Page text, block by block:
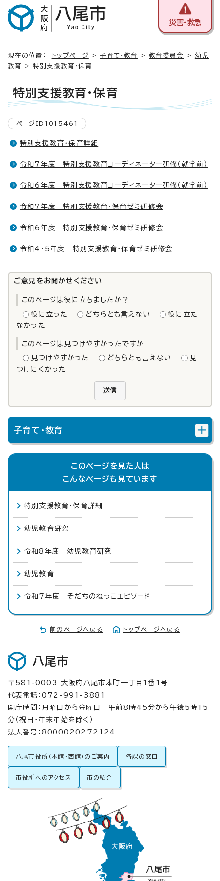
災害・救急
現在の位置： トップページ >子育て・教育 >教育委員会 > 幼児
教育
> 特別支援教育・保育
特別支援教育・保育
ページID1015461
特別支援教育・保育詳細
令和7年度 特別支援教育コーディネーター研修（就学前）
令和6年度 特別支援教育コーディネーター研修（就学前）
令和7年度 特別支援教育・保育ゼミ研修会
令和6年度 特別支援教育・保育ゼミ研修会
令和4・5年度 特別支援教育・保育ゼミ研修会
ご意見をお聞かせください
このページは役に立ちましたか？
役に立った どちらとも言えない
役に立た
なかった
このページは見つけやすかったですか
見つけやすかった どちらとも言えない
見
つけにくかった
送信
子育て・教育
このページを見た人は
こんなページも見ています
特別支援教育・保育詳細
幼児教育研究
令和8年度 幼児教育研究
幼児教育
令和7年度 そだちのねっこエピソード
前のページへ戻る トップページへ戻る
八尾市
〒581-0003 大阪府八尾市本町一丁目1番1号
代表電話：072-991-3881
開庁時間：月曜日から金曜日 午前8時45分から午後5時15
分（祝日・年末年始を除く）
法人番号：8000020272124
八尾市役所（本館・西館）のご案内 各課の窓口
市役所へのアクセス 市の紹介